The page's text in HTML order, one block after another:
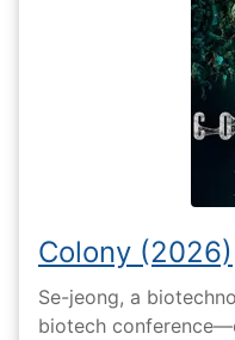
Colony (2026)
Se-jeong, a
biotech